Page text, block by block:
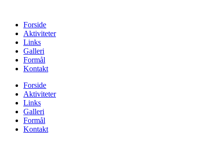
Forside
Aktiviteter
Links
Galleri
Formål
Kontakt
Forside
Aktiviteter
Links
Galleri
Formål
Kontakt